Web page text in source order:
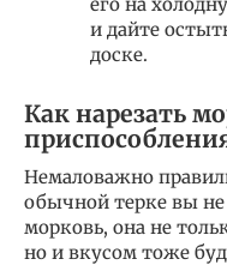
и дайте
доске.
Как нарезать
Немаловажно
обычной терке вы
морковь, она не
но и вкусом тоже